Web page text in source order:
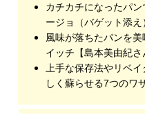
カチカチになったパ
ージョ（バゲット添え
風味が落ちたパンを
イッチ【島本美由紀さ
上手な保存法やリベ
しく蘇らせる7つのワザ